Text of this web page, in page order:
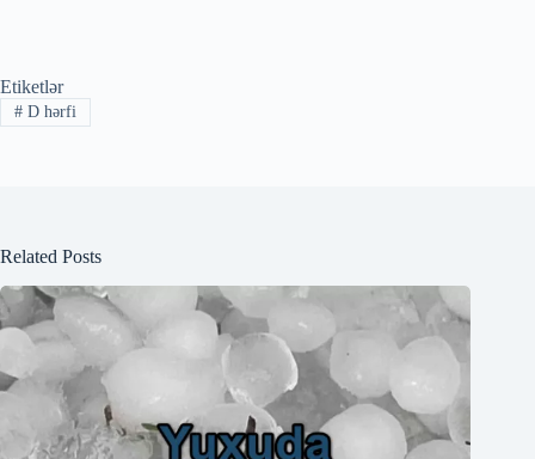
Etiketlər
#D hərfi
Related Posts